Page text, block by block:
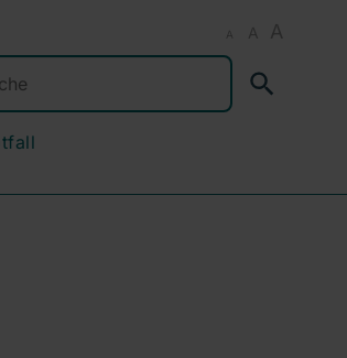
A A A
Suchen